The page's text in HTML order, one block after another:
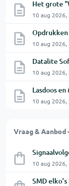
Het grote
10 aug
10 aug
Datalite
10 aug
Lasdoos
10 aug
Vraag &
10 aug
SMD